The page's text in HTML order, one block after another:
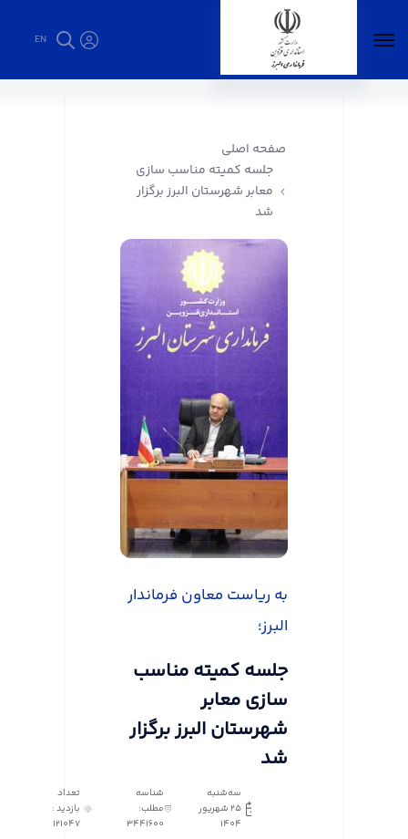
EN
صفحه اصلی
جلسه کمیته مناسب سازی
معابر شهرستان البرز برگزار
شد
به ریاست معاون فرماندار
البرز؛
جلسه کمیته مناسب
سازی معابر
شهرستان البرز برگزار
شد
سه‌شنبه
25 شهریور
1404
شناسه
مطلب:
3441600
تعداد
بازدید :
121047